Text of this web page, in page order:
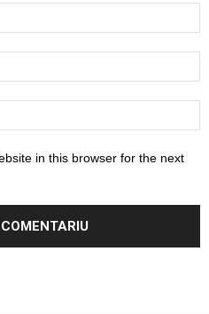
in this browser for the next